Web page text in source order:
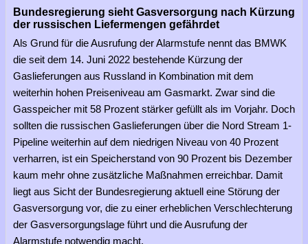
Bundesregierung sieht Gasversorgung nach Kürzung
der russischen Liefermengen gefährdet
Als Grund für die Ausrufung der Alarmstufe nennt das BMWK
die seit dem 14. Juni 2022 bestehende Kürzung der
Gaslieferungen aus Russland in Kombination mit dem
weiterhin hohen Preiseniveau am Gasmarkt. Zwar sind die
Gasspeicher mit 58 Prozent stärker gefüllt als im Vorjahr. Doch
sollten die russischen Gaslieferungen über die Nord Stream 1-
Pipeline weiterhin auf dem niedrigen Niveau von 40 Prozent
verharren, ist ein Speicherstand von 90 Prozent bis Dezember
kaum mehr ohne zusätzliche Maßnahmen erreichbar. Damit
liegt aus Sicht der Bundesregierung aktuell eine Störung der
Gasversorgung vor, die zu einer erheblichen Verschlechterung
der Gasversorgungslage führt und die Ausrufung der
Alarmstufe notwendig macht.